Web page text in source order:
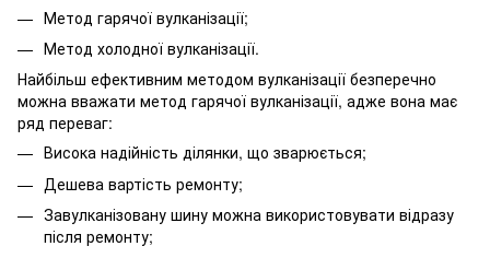
Метод гарячої вулканізації;
Метод холодної вулканізації.
Найбільш ефективним методом вулканізації безперечно
можна вважати метод гарячої вулканізації, адже вона має
ряд переваг:
Висока надійність ділянки, що зварюється;
Дешева вартість ремонту;
Завулканізовану шину можна використовувати відразу
після ремонту;